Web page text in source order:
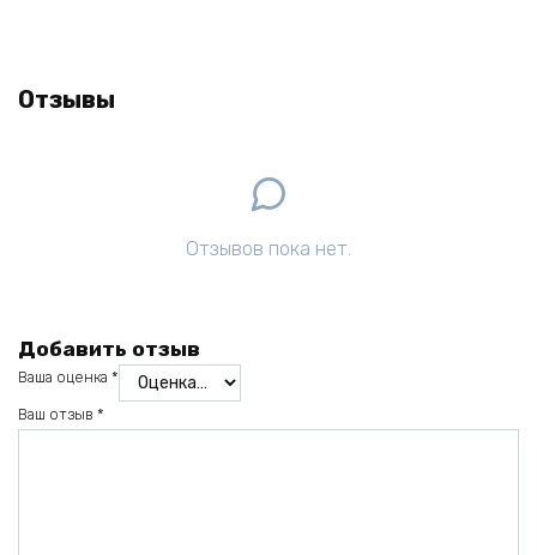
Отзывы
Отзывов пока нет.
Добавить отзыв
Ваша оценка *
Ваш отзыв *